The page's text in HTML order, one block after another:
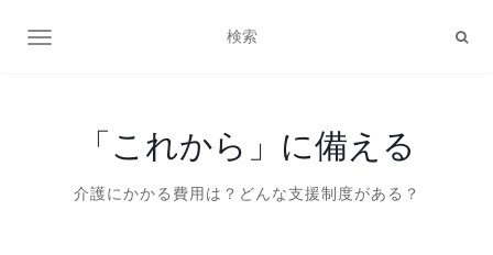
ナビゲーション切り替え
「これから」に備える
介護にかかる費用は？どんな支援制度がある？